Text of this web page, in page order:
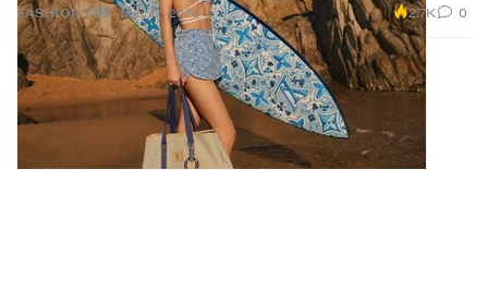
FASHION 时装 May 12, 2026 2.7K 0